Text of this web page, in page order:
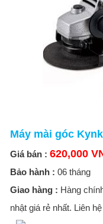
Máy mài góc
Giá bán : 620,000
Bảo hành : 06 tháng
Giao hàng : Hàng
nhật giá rẻ nhất. Liên